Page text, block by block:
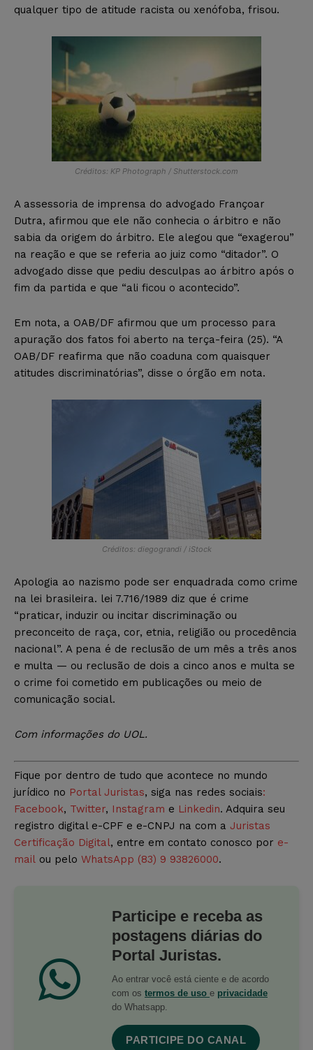
qualquer tipo de atitude racista ou xenófoba, frisou.
Créditos: KP Photograph / Shutterstock.com
A assessoria de imprensa do advogado Françoar
Dutra, afirmou que ele não conhecia o árbitro e não
sabia da origem do árbitro. Ele alegou que “exagerou”
na reação e que se referia ao juiz como “ditador”. O
advogado disse que pediu desculpas ao árbitro após o
fim da partida e que “ali ficou o acontecido”.
Em nota, a OAB/DF afirmou que um processo para
apuração dos fatos foi aberto na terça-feira (25). “A
OAB/DF reafirma que não coaduna com quaisquer
atitudes discriminatórias”, disse o órgão em nota.
Créditos: diegograndi / iStock
Apologia ao nazismo pode ser enquadrada como crime
na lei brasileira. lei 7.716/1989 diz que é crime
“praticar, induzir ou incitar discriminação ou
preconceito de raça, cor, etnia, religião ou procedência
nacional”. A pena é de reclusão de um mês a três anos
e multa — ou reclusão de dois a cinco anos e multa se
o crime foi cometido em publicações ou meio de
comunicação social.
Com informações do UOL.
Fique por dentro de tudo que acontece no mundo
jurídico no Portal Juristas, siga nas redes sociais:
Facebook, Twitter, Instagram e Linkedin. Adquira seu
registro digital e-CPF e e-CNPJ na com a Juristas
Certificação Digital, entre em contato conosco por e-
mail ou pelo WhatsApp (83) 9 93826000.
Participe e receba as
postagens diárias do
Portal Juristas.
Ao entrar você está ciente e de acordo
com os termos de uso e privacidade
do Whatsapp.
PARTICIPE DO CANAL